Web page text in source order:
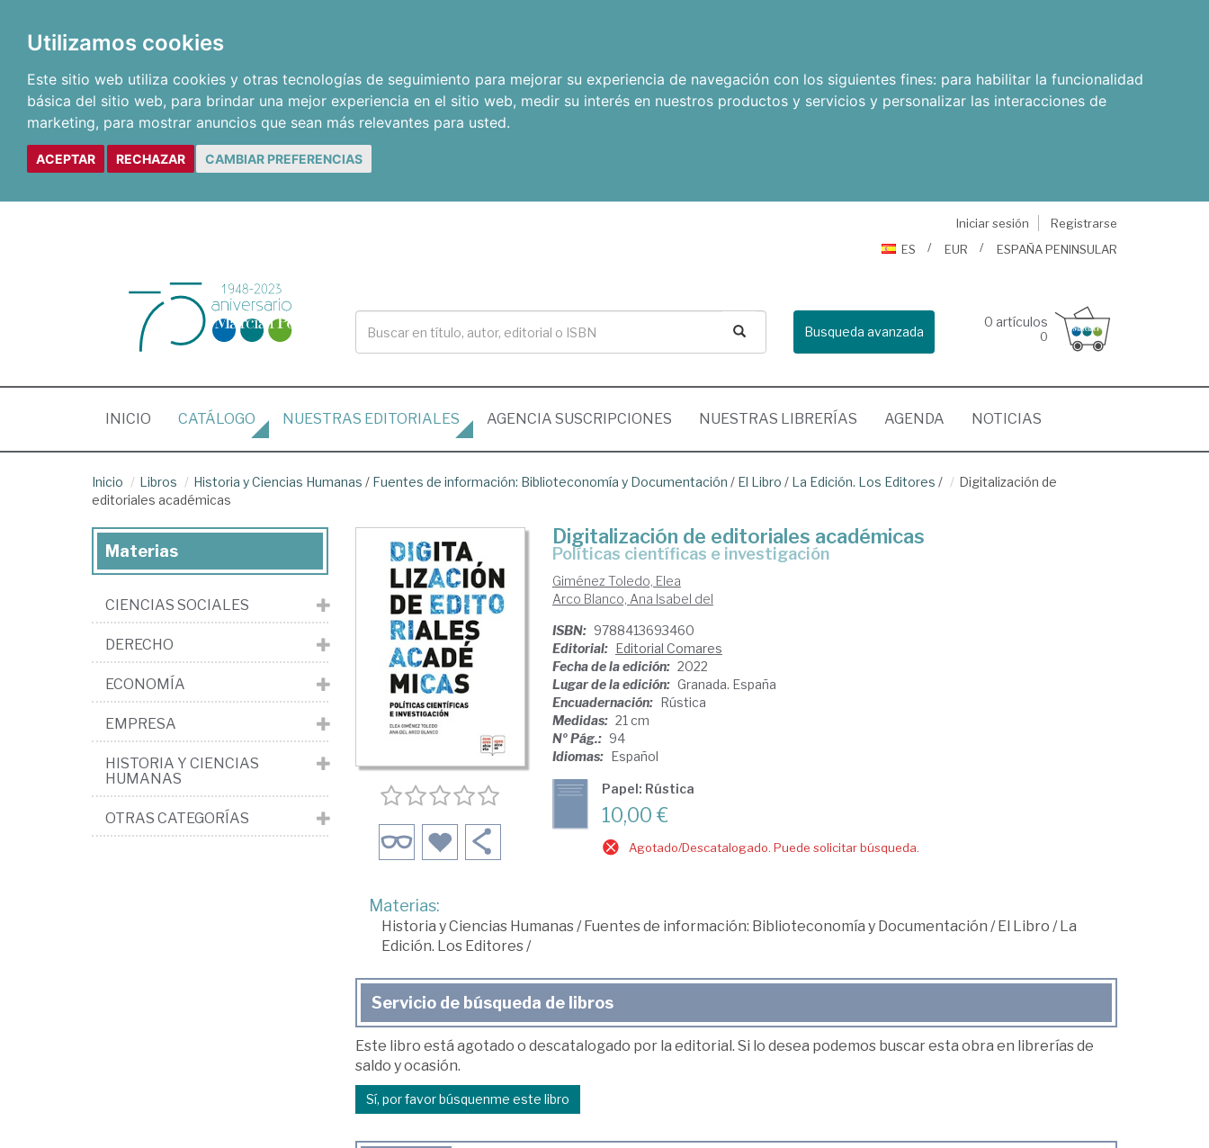
Utilizamos cookies
Este sitio web utiliza cookies y otras tecnologías de seguimiento para mejorar su experiencia de navegación con los siguientes fines: para habilitar la funcionalidad
básica del sitio web, para brindar una mejor experiencia en el sitio web, medir su interés en nuestros productos y servicios y personalizar las interacciones de
marketing, para mostrar anuncios que sean más relevantes para usted.
ACEPTAR RECHAZAR CAMBIAR PREFERENCIAS
Iniciar sesión
Registrarse
ES
EUR ESPAÑA PENINSULAR
Busqueda avanzada
0 artículos
0
INICIO (CURRENT)
CATÁLOGO NUESTRAS EDITORIALES AGENCIA SUSCRIPCIONES NUESTRAS LIBRERÍAS AGENDA NOTICIAS
Inicio Libros Historia y Ciencias Humanas / Fuentes de información: Biblioteconomía y Documentación / El Libro / La Edición. Los Editores /
Digitalización de
editoriales académicas
Digitalización de editoriales académicas
políticas científicas e investigación
Giménez Toledo, Elea
Arco Blanco, Ana Isabel del
ISBN: 9788413693460
Editorial: Editorial Comares
Fecha de la edición: 2022
Lugar de la edición: Granada. España
Encuadernación: Rústica
Medidas: 21 cm
Nº Pág.: 94
Idiomas: Español
Papel: Rústica
10,00 €
Agotado/Descatalogado. Puede solicitar búsqueda.
Materias:
Historia y Ciencias Humanas/Fuentes de información: Biblioteconomía y Documentación /El Libro /La
Edición. Los Editores/
Servicio de búsqueda de libros
Este libro está agotado o descatalogado por la editorial. Si lo desea podemos buscar esta obra en librerías de
saldo y ocasión.
Sí, por favor búsquenme este libro
Materias
CIENCIAS SOCIALES
DERECHO
ECONOMÍA
EMPRESA
HISTORIA Y CIENCIAS
HUMANAS
OTRAS CATEGORÍAS